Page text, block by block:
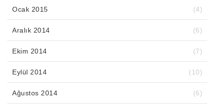
Ocak 2015 (4)
Aralık 2014 (6)
Ekim 2014 (7)
Eylül 2014 (10)
Ağustos 2014 (6)